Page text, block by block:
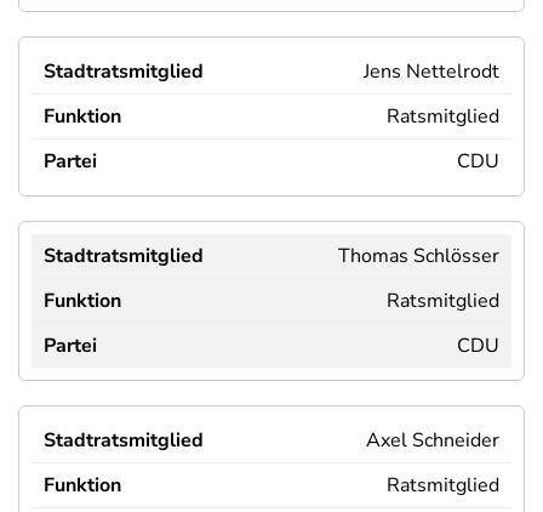
Jens Nettelrodt
Ratsmitglied
CDU
Thomas Schlösser
Ratsmitglied
CDU
Axel Schneider
Ratsmitglied